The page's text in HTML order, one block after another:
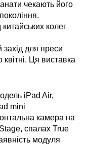
чекають його
колег
для преси
квітні. Ця виставка
iPad Air,
mini
камера на
спалах True
модуля